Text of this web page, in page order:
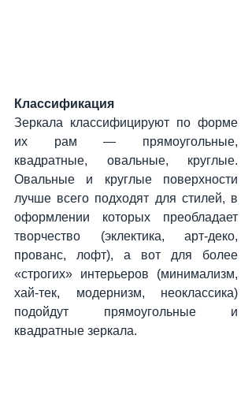
Классификация
Зеркала классифицируют по форме
их рам — прямоугольные,
квадратные, овальные, круглые.
Овальные и круглые поверхности
лучше всего подходят для стилей, в
оформлении которых преобладает
творчество (эклектика, арт-деко,
прованс, лофт), а вот для более
«строгих» интерьеров (минимализм,
хай-тек, модернизм, неоклассика)
подойдут прямоугольные и
квадратные зеркала.